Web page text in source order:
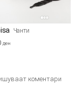
Чанти
ден
коментари